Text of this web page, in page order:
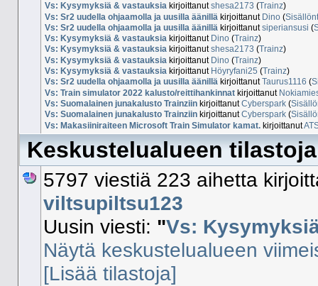
Vs: Kysymyksiä & vastauksia kirjoittanutshesa2173 (Trainz)
Vs: Sr2 uudella ohjaamolla ja uusilla äänillä kirjoittanut Dino(
Vs: Sr2 uudella ohjaamolla ja uusilla äänillä kirjoittanutsiperiansusi (
Vs: Kysymyksiä & vastauksia kirjoittanut Dino(Trainz)
Vs: Kysymyksiä & vastauksia kirjoittanutshesa2173 (Trainz)
Vs: Kysymyksiä & vastauksia kirjoittanut Dino(Trainz)
Vs: Kysymyksiä & vastauksia kirjoittanut Höyryfani25 (Trainz)
Vs: Sr2 uudella ohjaamolla ja uusilla äänillä kirjoittanutTaurus1116 (
Vs: Train simulator 2022 kalusto/reittihankinnatkirjoittanut
Vs: Suomalainen junakalusto TrainziinkirjoittanutCyberspark(
Vs: Suomalainen junakalusto TrainziinkirjoittanutCyberspark(
Vs: Makasiiniraiteen Microsoft Train Simulator kamat. kirjoittanut
Keskustelualueen tilastoja
5797 viestiä 223 aihetta
viltsupiltsu123
Uusin viesti: "Vs:
Näytä keskustelualueen
[Lisää tilastoja]